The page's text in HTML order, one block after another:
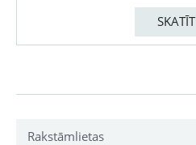
Rakstāmlietas
SKATĪT